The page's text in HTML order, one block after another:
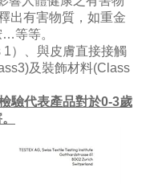
出有害物質，如重金
等等。
）、與皮膚直接接觸
及裝飾材料(Class
驗代表產品對於0-3歲